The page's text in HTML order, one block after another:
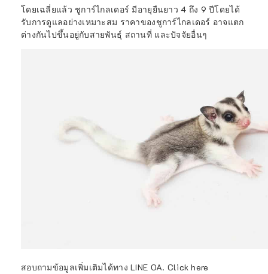
โดยเฉลี่ยแล้ว ชูการ์ไกลเดอร์ มีอายุยืนยาว 4 ถึง 9 ปีโดยได้
รับการดูแลอย่างเหมาะสม ราคาของชูการ์ไกลเดอร์ อาจแตก
ต่างกันไปขึ้นอยู่กับสายพันธุ์ สถานที่ และปัจจัยอื่นๆ
สอบถามข้อมูลเพิ่มเติมได้ทาง LINE OA. Click here